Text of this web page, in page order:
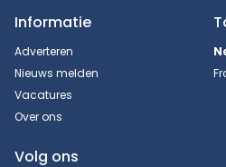
Informatie
Adverteren
Nieuws melden
Vacatures
Over ons
Volg ons